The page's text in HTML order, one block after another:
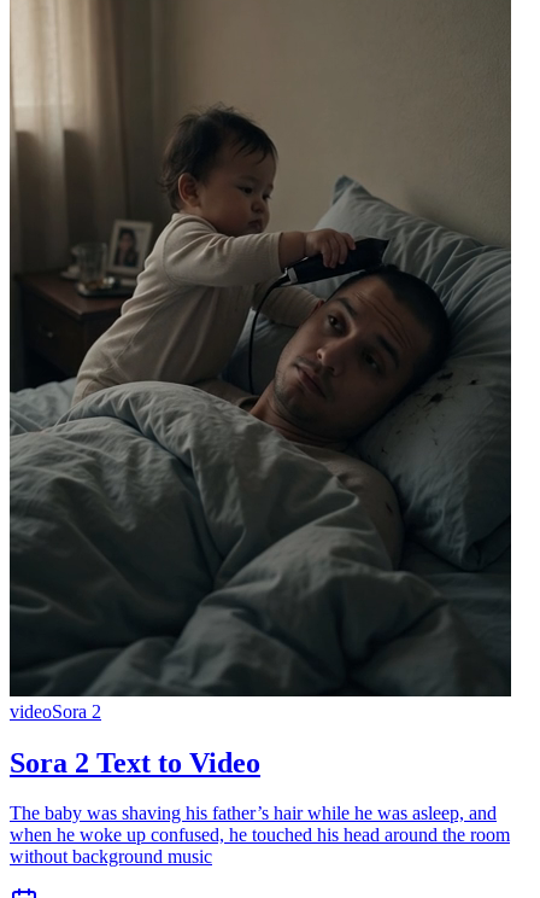
videoSora 2
Sora 2 Text to Video
The baby was shaving his father’s hair while he was asleep, and
when he woke up confused, he touched his head around the room
without background music